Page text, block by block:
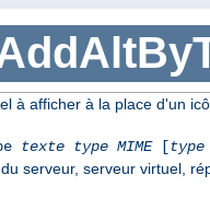
à afficher à la place d'un
texte type MIME[type
serveur, serveur virtuel,